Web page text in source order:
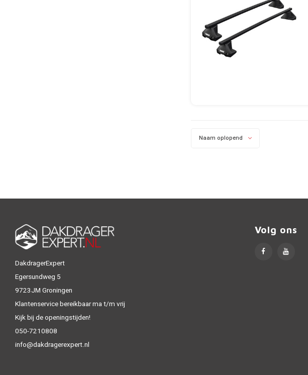
Naam oplopend
DakdragerExpert
Egersundweg 5
9723JM Groningen
Klantenservice bereikbaar ma t/m vrij
Kijk bij de openingstijden!
050-7210808
info@dakdragerexpert.nl
Volg ons